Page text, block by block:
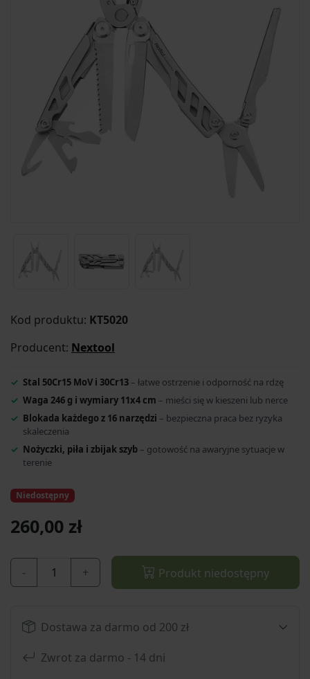
Kod produktu: KT5020
Producent: Nextool
Stal 50Cr15 MoV i 30Cr13 – łatwe ostrzenie i odporność na rdzę
Waga 246 g i wymiary 11x4 cm – mieści się w kieszeni lub nerce
Blokada każdego z 16 narzędzi – bezpieczna praca bez ryzyka
skaleczenia
Nożyczki, piła i zbijak szyb – gotowość na awaryjne sytuacje w
terenie
Niedostępny
260,00 zł
- + Produkt niedostępny
Dostawa za darmo od 200 zł
Zwrot za darmo - 14 dni